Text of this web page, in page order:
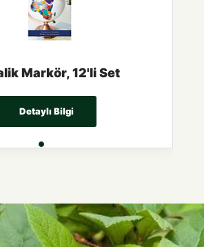
Markör, 12'li Set
Detaylı Bilgi